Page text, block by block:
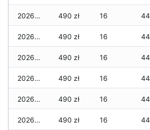
2026-04-14 490 zł 16
2026-04-13 490 zł 16
2026-04-12 490 zł 16
2026-04-11 490 zł 16
2026-04-10 490 zł 16
2026-04-09 490 zł 16